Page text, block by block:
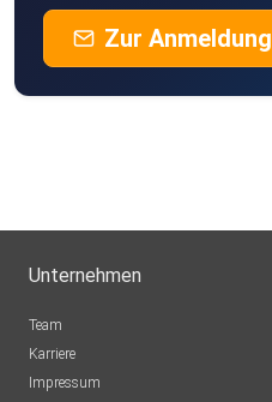
Zur Anmeldung
Unternehmen
Team
Karriere
Impressum